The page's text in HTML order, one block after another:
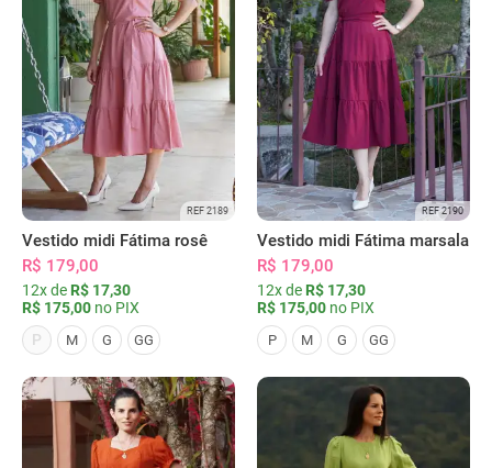
REF 2189
Vestido midi Fátima rosê
R$ 179,00
12x de R$ 17,30
R$ 175,00 no PIX
P
M G GG
REF 2190
Vestido midi Fátima marsala
R$ 179,00
12x de R$ 17,30
R$ 175,00 no PIX
P M G GG